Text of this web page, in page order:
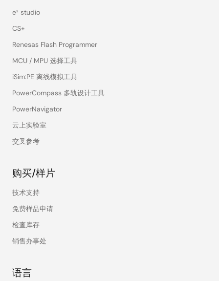
e² studio
CS+
Renesas Flash Programmer
MCU / MPU 选择工具
iSim:PE 离线模拟工具
PowerCompass 多轨设计工具
PowerNavigator
云上实验室
交叉参考
购买/样片
技术支持
免费样品申请
检查库存
销售办事处
语言